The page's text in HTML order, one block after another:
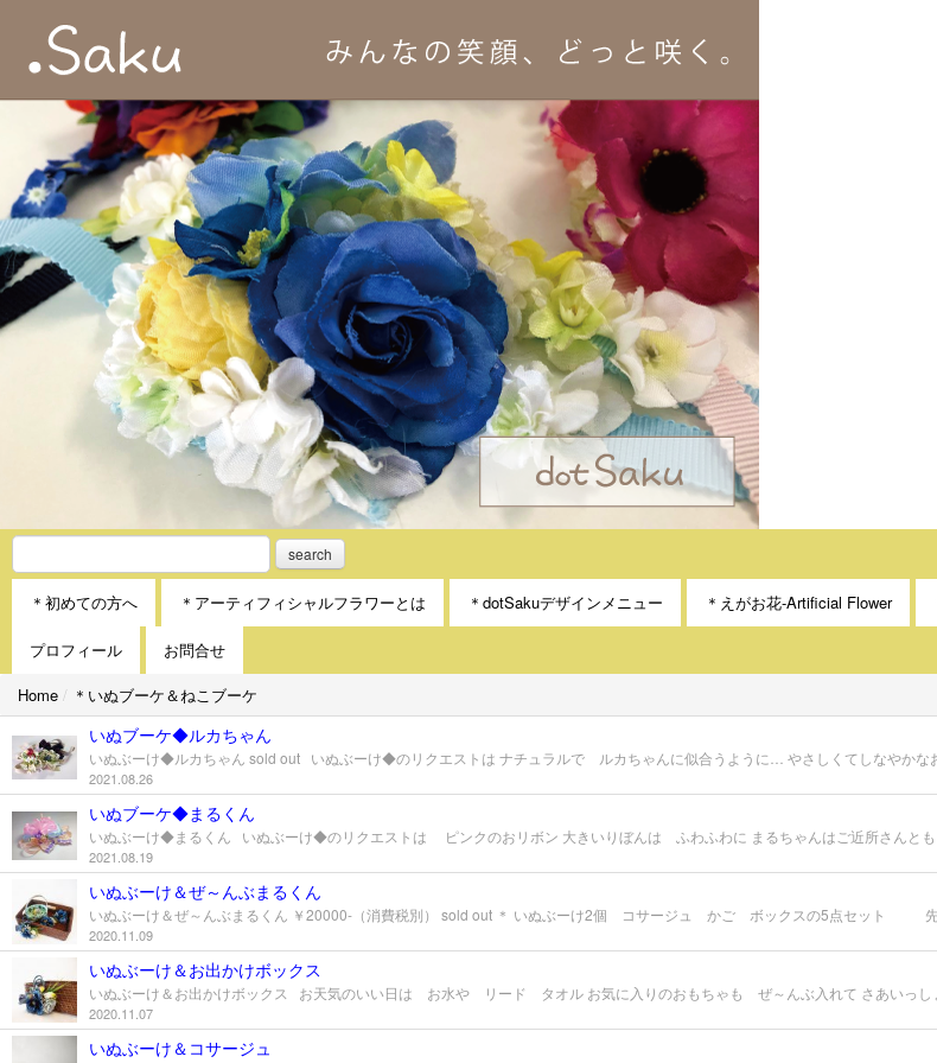
search
＊初めての方へ ＊アーティフィシャルフラワーとは ＊dotSakuデザインメニュー ＊えがお花-Artificial Flower
プロフィール
お問合せ
Home / ＊いぬブーケ＆ねこブーケ
いぬブーケ◆ルカちゃん
2021.08.26
いぬブーケ◆まるくん
2021.08.19
いぬぶーけ＆ぜ～んぶまるくん
2020.11.09
いぬぶーけ＆お出かけボックス
2020.11.07
いぬぶーけ＆コサージュ